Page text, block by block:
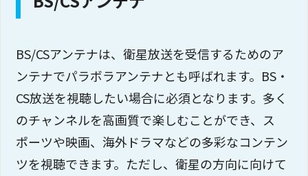
BS/CSアンテナは、衛星放送を受信するためのア
ンテナでパラボラアンテナとも呼ばれます。BS・
CS放送を視聴したい場合に必須となります。多く
のチャンネルを高画質で楽しむことができ、ス
ポーツや映画、海外ドラマなどの多彩なコンテン
ツを視聴できます。ただし、衛星の方向に向けて